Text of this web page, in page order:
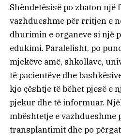
Shëndetësisë po zbaton një
vazhdueshme për rritjen e
dhurimin e organeve si një
edukimi. Paralelisht, po
mjekëve amë, shkollave,
të pacientëve dhe
kjo çështje të bëhet pjesë e
pjekur dhe të informuar.
mbështetje e vazhdueshme
transplantimit dhe po